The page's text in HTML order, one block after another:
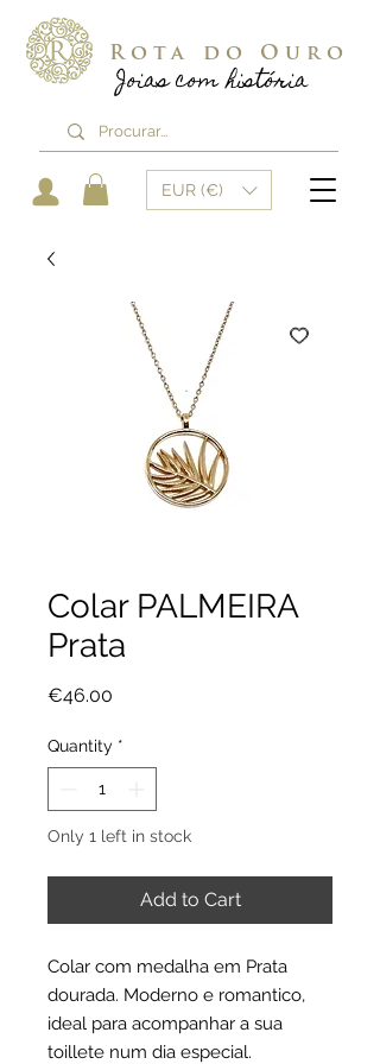
Joias com história
Rota do Ouro
EUR (€)
Colar PALMEIRA
Prata
€46.00
Quantity *
Only 1 left in stock
Add to Cart
Colar com medalha em Prata
dourada. Moderno e romantico,
ideal para acompanhar a sua
toillete num dia especial.